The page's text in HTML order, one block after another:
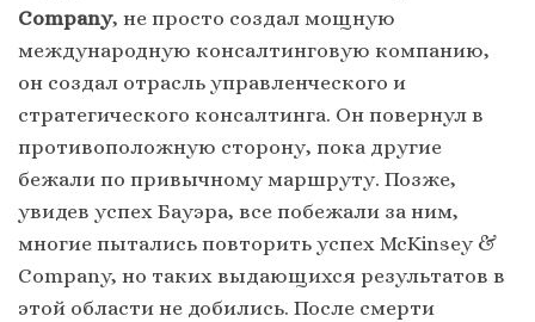
Company, не просто создал мощную
международную консалтинговую компанию,
он создал отрасль управленческого и
стратегического консалтинга. Он повернул в
противоположную сторону, пока другие
бежали по привычному маршруту. Позже,
увидев успех Бауэра, все побежали за ним,
многие пытались повторить успех McKinsey &
Company, но таких выдающихся результатов в
этой области не добились. После смерти